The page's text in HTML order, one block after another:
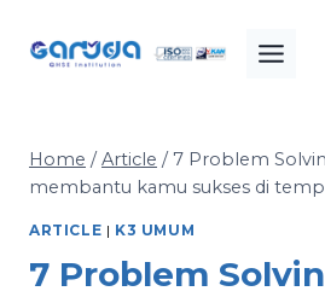
Home / Article / 7 Problem
membantu kamu sukses di
ARTICLE | K3 UMUM
7 Problem